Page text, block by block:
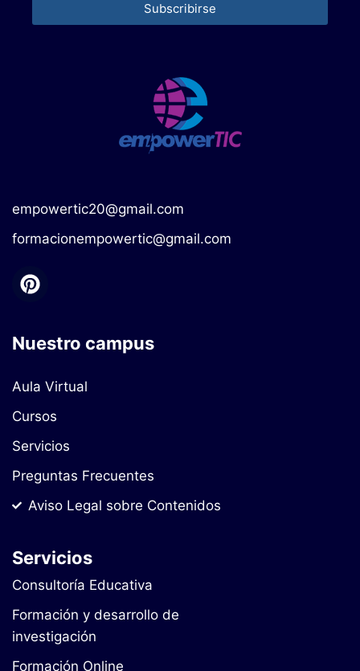
Subscribirse
empowertic20@gmail.com
formacionempowertic@gmail.com
Nuestro campus
Aula Virtual
Cursos
Servicios
Preguntas Frecuentes
Aviso Legal sobre Contenidos
Servicios
Consultoría Educativa
Formación y desarrollo de
investigación
Formación Online